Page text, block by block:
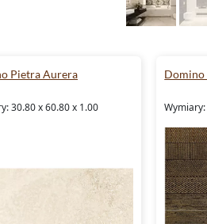
Pietra Aurera
30.80 x 60.80 x 1.00